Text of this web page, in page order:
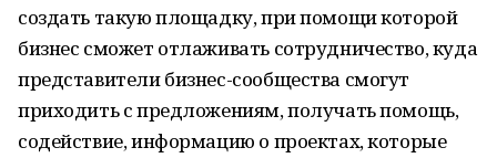
создать такую площадку, при помощи которой
бизнес сможет отлаживать сотрудничество, куда
представители бизнес-сообщества смогут
приходить с предложениям, получать помощь,
содействие, информацию о проектах, которые